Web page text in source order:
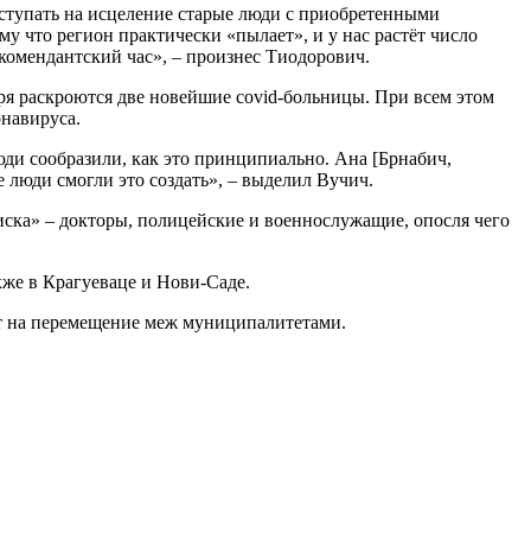
на исцеление старые люди с приобретенными
регион практически «пылает», и у нас растёт число
час», – произнес Тиодорович.
раскроются две новейшие сovid-больницы. При всем этом
сообразили, как это принципиально. Ана [Брнабич,
смогли это создать», – выделил Вучич.
– докторы, полицейские и военнослужащие, опосля чего
в Крагуеваце и Hови-Cаде.
перемещение меж муниципалитетами.